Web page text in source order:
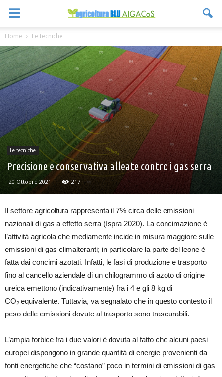
Home Le tecniche
Le tecniche
Precisione e conservativa alleate contro i gas serra
20 Ottobre 2021 217
Il settore agricoltura rappresenta il 7% circa delle emissioni
nazionali di gas a effetto serra (Ispra 2020). La concimazione è
l’attività agricola che mediamente incide in misura maggiore sulle
emissioni di gas climalteranti; in particolare la parte del leone è
fatta dai concimi azotati. Infatti, le fasi di produzione e trasporto
fino al cancello aziendale di un chilogrammo di azoto di origine
ureica emettono (indicativamente) fra i 4 e gli 8 kg di
CO2 equivalente. Tuttavia, va segnalato che in questo contesto il
peso delle emissioni dovute al trasporto sono trascurabili.
L’ampia forbice fra i due valori è dovuta al fatto che alcuni paesi
europei dispongono in grande quantità di energie provenienti da
fonti energetiche che “costano” poco in termini di emissioni di gas